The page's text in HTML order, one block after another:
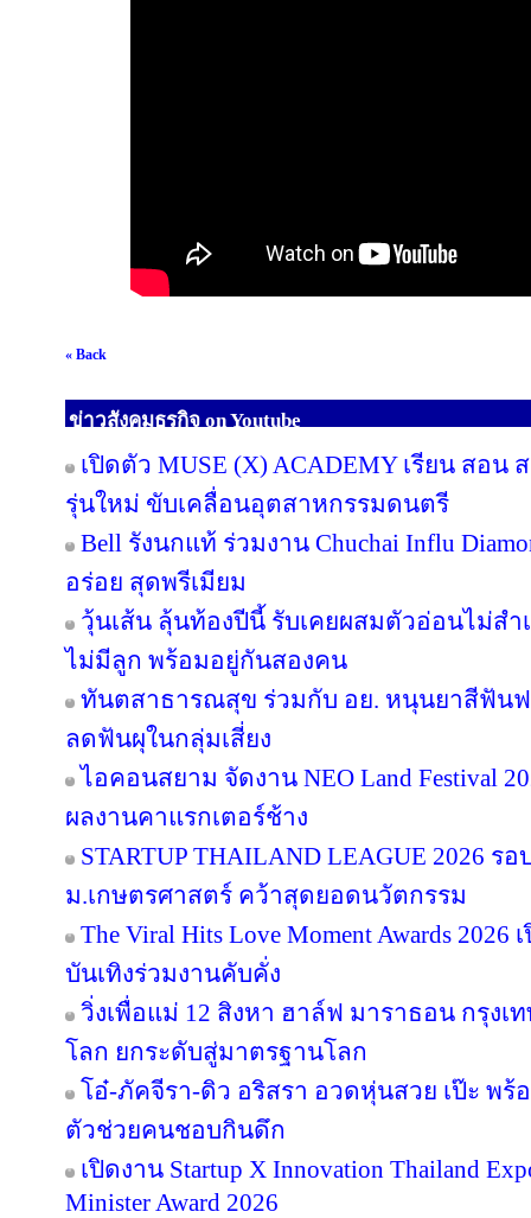
« Back
ข่าวสังคมธุรกิจ on Youtube
เปิดตัว MUSE (X) ACADEMY เรียน สอ
รุ่นใหม่ ขับเคลื่อนอุตสาหกรรมดนตรี
Bell รังนกแท้ ร่วมงาน Chuchai Influ
อร่อย สุดพรีเมียม
วุ้นเส้น ลุ้นท้องปีนี้ รับเคยผสมตัวอ่อนไม่สำ
ไม่มีลูก พร้อมอยู่กันสองคน
ทันตสาธารณสุข ร่วมกับ อย. หนุนยาสีฟันฟ
ลดฟันผุในกลุ่มเสี่ยง
ไอคอนสยาม จัดงาน NEO Land Festival
ผลงานคาแรกเตอร์ช้าง
STARTUP THAILAND LEAGUE 2026 ร
ม.เกษตรศาสตร์ คว้าสุดยอดนวัตกรรม
The Viral Hits Love Moment Awards
บันเทิงร่วมงานคับคั่ง
วิ่งเพื่อแม่ 12 สิงหา ฮาล์ฟ มาราธอน กรุงเ
โลก ยกระดับสู่มาตรฐานโลก
โอ๋-ภัคจีรา-ดิว อริสรา อวดหุ่นสวย เป๊ะ พร้
ตัวช่วยคนชอบกินดึก
เปิดงาน Startup X Innovation Thailand
Minister Award 2026